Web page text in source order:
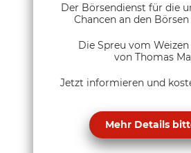
Der Börsendienst für die
Chancen an den
Die Spreu vom
von Thomas
Jetzt informieren und
Mehr Details